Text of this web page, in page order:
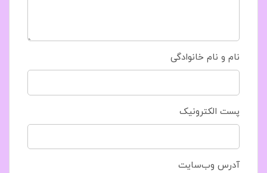
نام و نام خانوادگی
پست الکترونیک
آدرس وب‌سایت